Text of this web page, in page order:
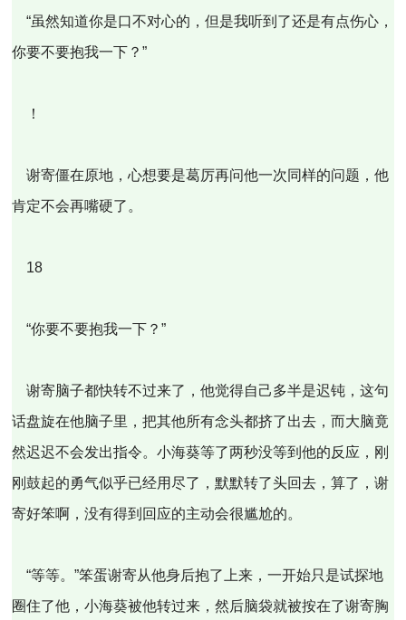
“虽然知道你是口不对心的，但是我听到了还是有点伤心，
你要不要抱我一下？”
！
谢寄僵在原地，心想要是葛厉再问他一次同样的问题，他
肯定不会再嘴硬了。
18
“你要不要抱我一下？”
谢寄脑子都快转不过来了，他觉得自己多半是迟钝，这句
话盘旋在他脑子里，把其他所有念头都挤了出去，而大脑竟
然迟迟不会发出指令。小海葵等了两秒没等到他的反应，刚
刚鼓起的勇气似乎已经用尽了，默默转了头回去，算了，谢
寄好笨啊，没有得到回应的主动会很尴尬的。
“等等。”笨蛋谢寄从他身后抱了上来，一开始只是试探地
圈住了他，小海葵被他转过来，然后脑袋就被按在了谢寄胸